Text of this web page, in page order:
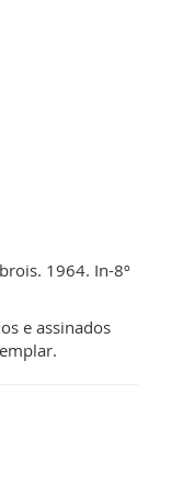
1964. In-8º
e assinados